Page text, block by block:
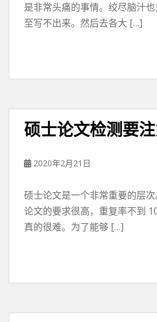
是非常头痛的事情。绞尽脑汁
至写不出来。然后去各大 […]
硕士论文检测要
2020年2月21日
硕士论文是一个非常重要的层
论文的要求很高，重复率不到
真的很难。为了能够 […]